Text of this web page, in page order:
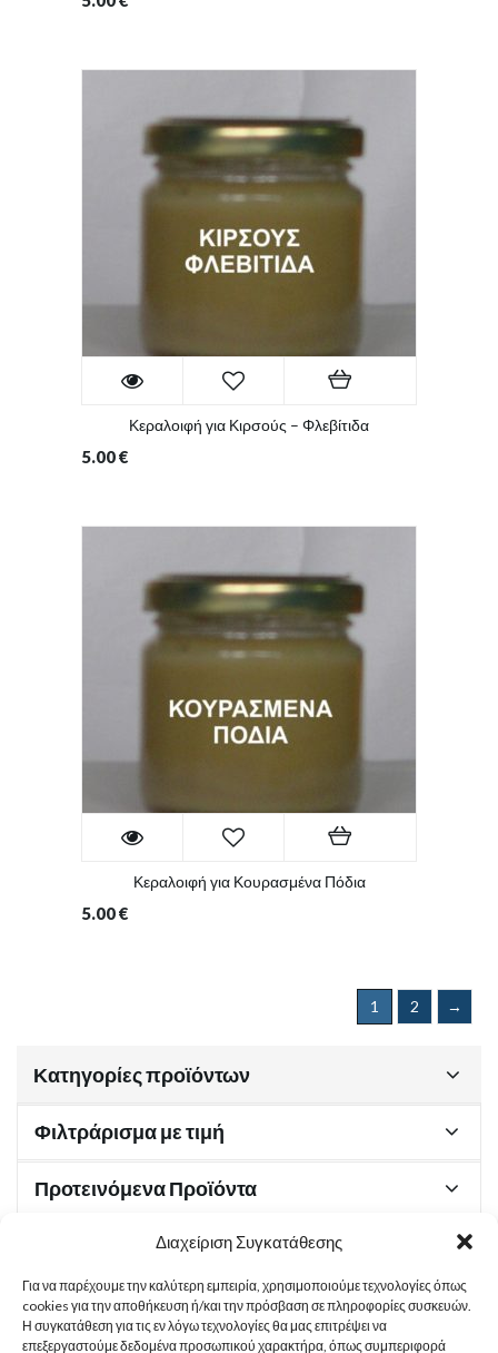
Διαχείριση Συγκατάθεσης
Για να παρέχουμε την καλύτερη εμπειρία, χρησιμοποιούμε τεχνολογίες όπως
cookies για την αποθήκευση ή/και την πρόσβαση σε πληροφορίες συσκευών.
Η συγκατάθεση για τις εν λόγω τεχνολογίες θα μας επιτρέψει να
επεξεργαστούμε δεδομένα προσωπικού χαρακτήρα, όπως συμπεριφορά
Κεραλοιφή για Κιρσούς – Φλεβίτιδα
5.00€
Κεραλοιφή για Κουρασμένα Πόδια
5.00€
1 2 →
Κατηγορίες προϊόντων
Φιλτράρισμα με τιμή
Προτεινόμενα Προϊόντα
Χρήσιμα Έγγραφα